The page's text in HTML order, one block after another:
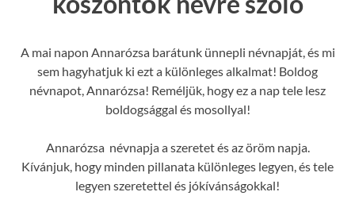
A mai napon Annarózsa barátunk ünnepli névnapját, és mi
sem hagyhatjuk ki ezt a különleges alkalmat! Boldog
névnapot, Annarózsa! Reméljük, hogy ez a nap tele lesz
boldogsággal és mosollyal!
Annarózsa névnapja a szeretet és az öröm napja.
Kívánjuk, hogy minden pillanata különleges legyen, és tele
legyen szeretettel és jókívánságokkal!